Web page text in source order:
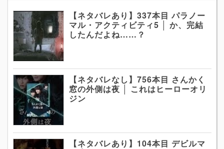
【ネタバレあり】337本目 パラノー
マル・アクティビティ5 │ か、完結
したんだよね……？
【ネタバレなし】756本目 さんかく
窓の外側は夜 │ これはヒーローオリ
ジン
【ネタバレあり】104本目 デビルマ